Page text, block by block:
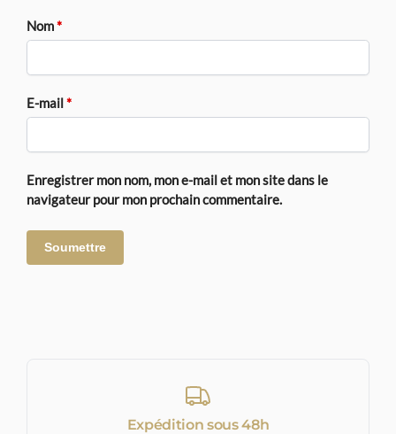
Nom*
E-mail*
Enregistrer mon nom, mon e-mail et mon site dans le
navigateur pour mon prochain commentaire.
Expédition sous 48h